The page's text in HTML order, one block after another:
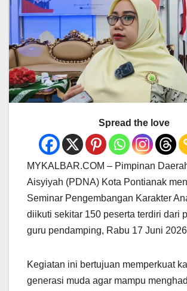
Spread the love
MYKALBAR.COM – Pimpinan
Aisyiyah (PDNA) Kota Pontianak
Seminar Pengembangan Karakter
diikuti sekitar 150 peserta terdiri dari
guru pendamping, Rabu 17 Juni
Kegiatan ini bertujuan memperkuat
generasi muda agar mampu